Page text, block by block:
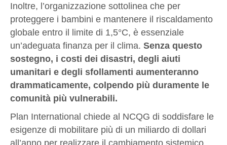
Inoltre, l’organizzazione sottolinea che per
proteggere i bambini e mantenere il riscaldamento
globale entro il limite di 1,5°C, è essenziale
un’adeguata finanza per il clima. Senza questo
sostegno, i costi dei disastri, degli aiuti
umanitari e degli sfollamenti aumenteranno
drammaticamente, colpendo più duramente le
comunità più vulnerabili.
Plan International chiede al NCQG di soddisfare le
esigenze di mobilitare più di un miliardo di dollari
all’anno per realizzare il cambiamento sistemico